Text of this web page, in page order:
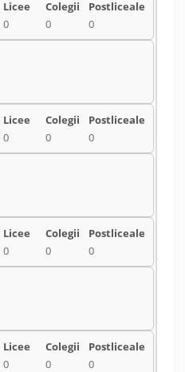
0 0 0
0 0 0
0 0 0
0 0 0